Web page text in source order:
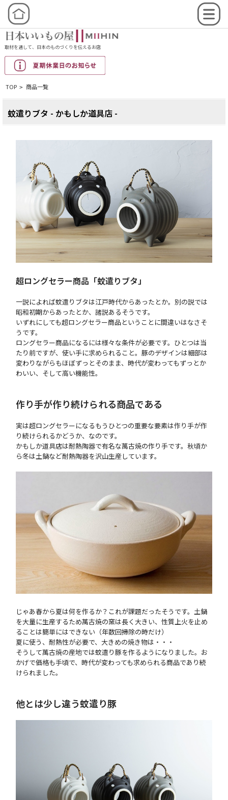
取材を通して、日本のものづくりを伝えるお店
TOP > 商品一覧
蚊遣りブタ - かもしか道具店 -
超ロングセラー商品「蚊遣りブタ」
一説によれば蚊遣りブタは江戸時代からあったとか。別の説では
昭和初期からあったとか、諸説あるそうです。
いずれにしても超ロングセラー商品ということに間違いはなさそ
うです。
ロングセラー商品になるには様々な条件が必要です。ひとつは当
たり前ですが、使い手に求められること。豚のデザインは細部は
変わりながらもほぼずっとそのまま、時代が変わってもずっとか
わいい、そして高い機能性。
作り手が作り続けられる商品である
実は超ロングセラーになるもうひとつの重要な要素は作り手が作
り続けられるかどうか、なのです。
かもしか道具店は耐熱陶器で有名な萬古焼の作り手です。秋頃か
ら冬は土鍋など耐熱陶器を沢山生産しています。
じゃあ春から夏は何を作るか？これが課題だったそうです。土鍋
を大量に生産するため萬古焼の窯は長く大きい、性質上火を止め
ることは簡単にはできない（年数回掃除の時だけ）
夏に使う、耐熱性が必要で、大きめの焼き物は・・・
そうして萬古焼の産地では蚊遣り豚を作るようになりました。お
かげで価格も手頃で、時代が変わっても求められる商品であり続
けられました。
他とは少し違う蚊遣り豚